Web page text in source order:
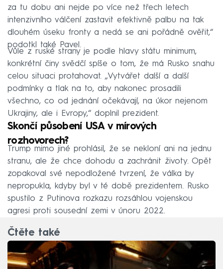
za tu dobu ani nejde po více než třech letech
intenzivního válčení zastavit efektivně palbu na tak
dlouhém úseku fronty a nedá se ani pořádně ověřit,“
podotkl také Pavel.
Vůle z ruské strany je podle hlavy státu minimum,
konkrétní činy svědčí spíše o tom, že má Rusko snahu
celou situaci protahovat. „Vytvářet další a další
podmínky a tlak na to, aby nakonec prosadili
všechno, co od jednání očekávají, na úkor nejenom
Ukrajiny, ale i Evropy,“ doplnil prezident.
Skončí působení USA v mírových
rozhovorech?
Trump mimo jiné prohlásil, že se nekloní ani na jednu
stranu, ale že chce dohodu a zachránit životy. Opět
zopakoval své nepodložené tvrzení, že válka by
nepropukla, kdyby byl v té době prezidentem. Rusko
spustilo z Putinova rozkazu rozsáhlou vojenskou
agresi proti sousední zemi v únoru 2022.
Čtěte také